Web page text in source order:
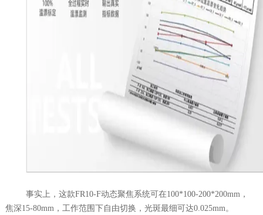
事实上，这款FR10-F动态聚焦系统可在100*100-200*200mm ，
焦深15-80mm ，工作范围下自由切换，光斑最细可达0.025mm 。